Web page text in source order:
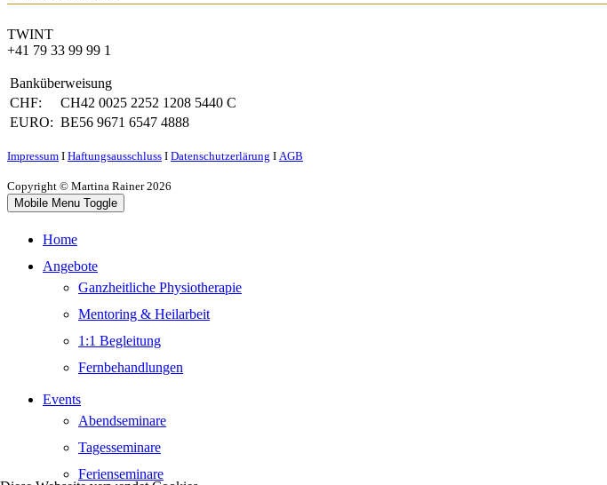
TWINT
+41 79 33 99 99 1
Banküberweisung
CHF:
CH42 0025 2252 1208 5440 C
EURO: BE56 9671 6547 4888
Impressum Ι Haftungsausschluss Ι Datenschutzerlärung Ι AGB
Copyright © Martina Rainer 2026
Mobile Menu Toggle
Home
Angebote
Ganzheitliche Physiotherapie
Mentoring & Heilarbeit
1:1 Begleitung
Fernbehandlungen
Events
Abendseminare
Tagesseminare
Ferienseminare